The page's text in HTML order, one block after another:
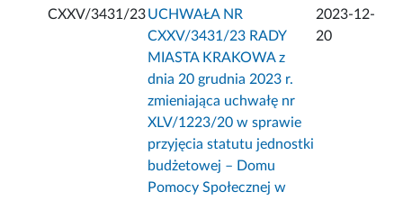
CXXV/3431/23UCHWAŁA NR
CXXV/3431/23 RADY
MIASTA KRAKOWA z
dnia 20 grudnia 2023 r.
zmieniająca uchwałę nr
XLV/1223/20 w sprawie
przyjęcia statutu jednostki
budżetowej – Domu
Pomocy Społecznej w
2023-12-
20